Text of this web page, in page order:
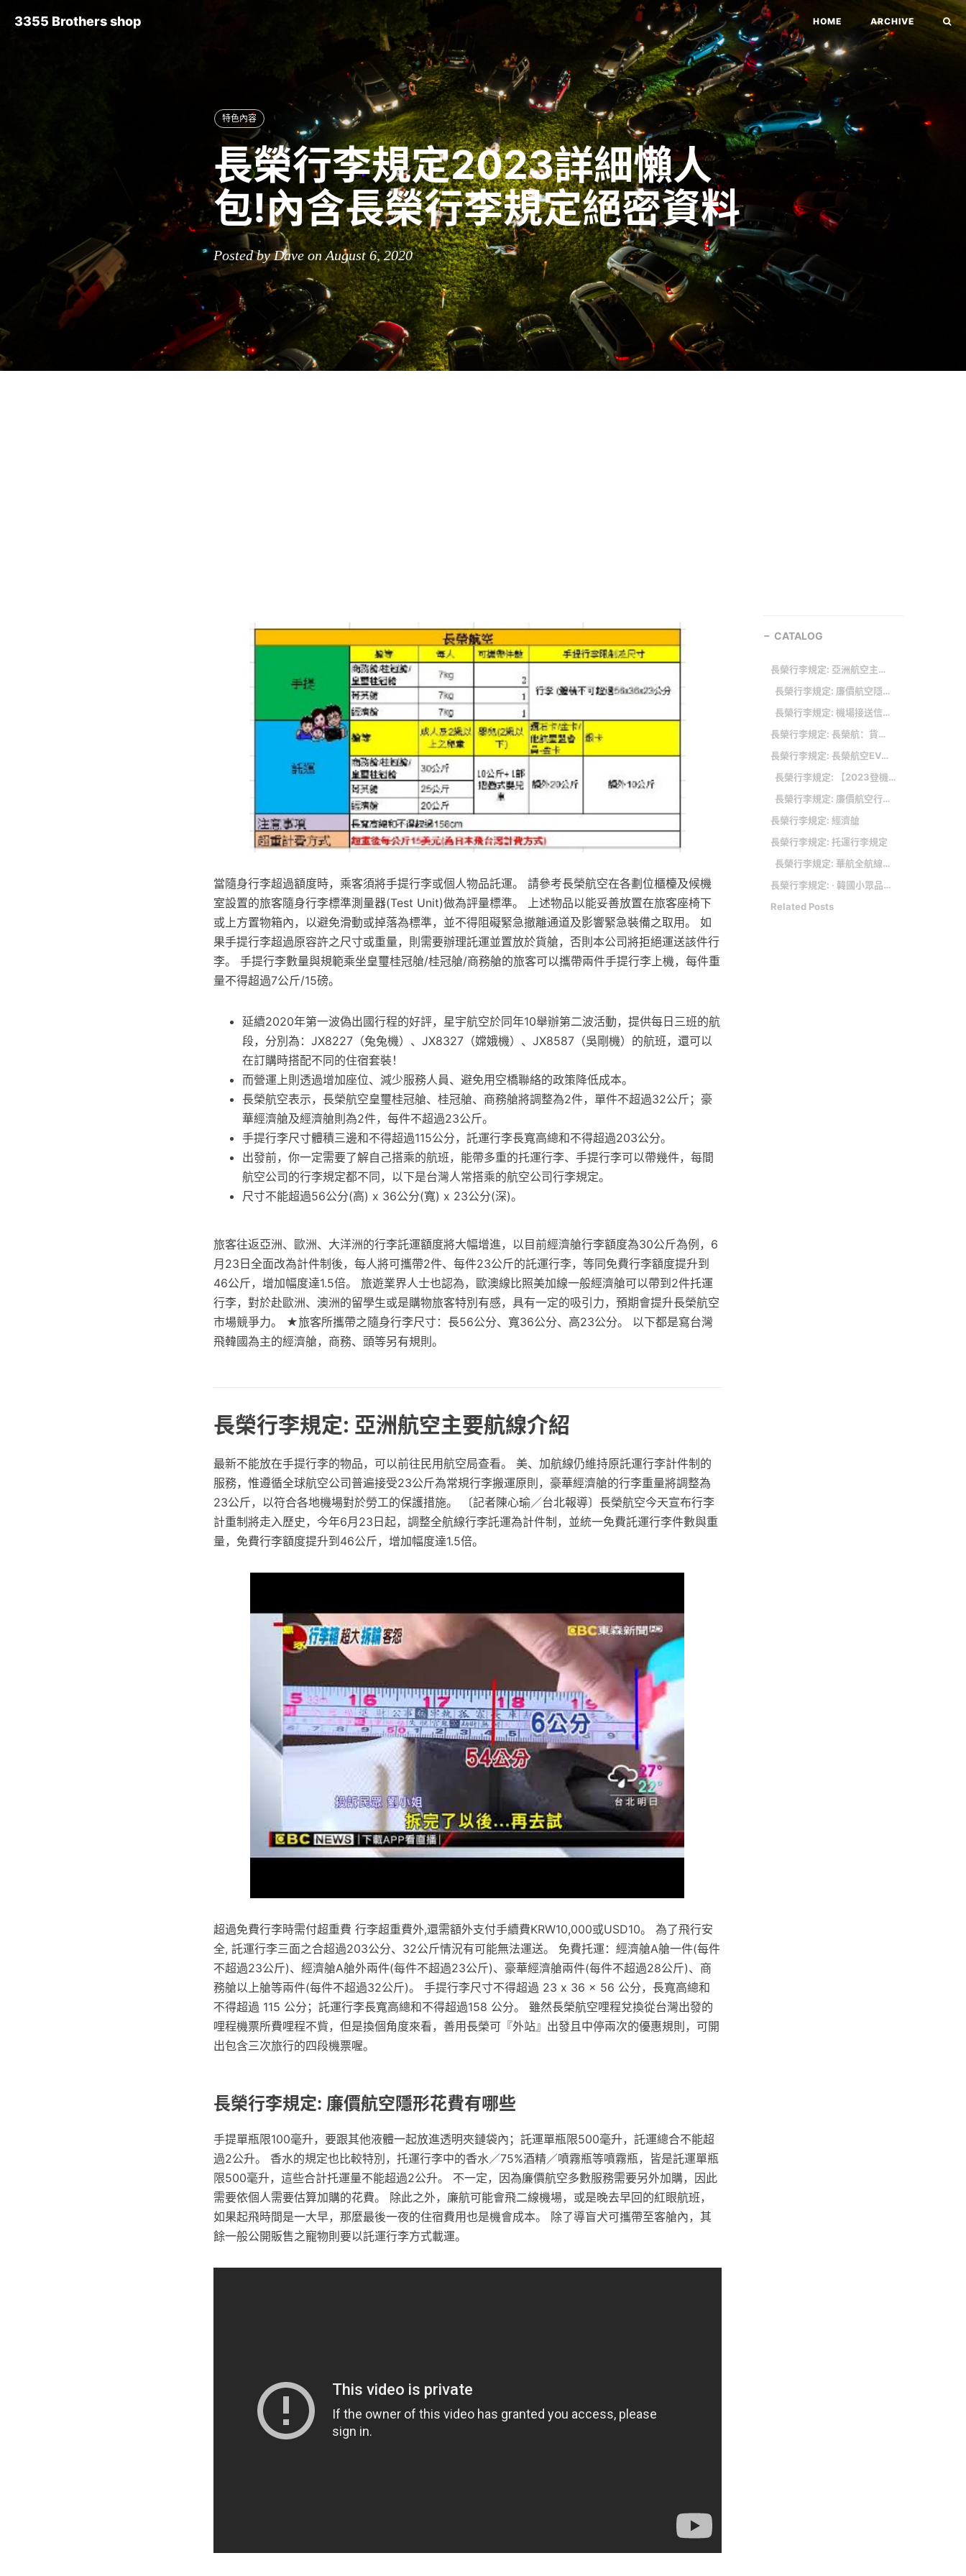
3355 Brothers shop HOME ARCHIVE
特色內容
長榮行李規定2023詳細懶人
包!內含長榮行李規定絕密資料
Posted by Dave on August 6, 2020
當隨身行李超過額度時，乘客須將手提行李或個人物品託運。 請參考長榮航空在各劃位櫃檯及候機
室設置的旅客隨身行李標準測量器(Test Unit)做為評量標準。 上述物品以能妥善放置在旅客座椅下
或上方置物箱內，以避免滑動或掉落為標準，並不得阻礙緊急撤離通道及影響緊急裝備之取用。 如
果手提行李超過原容許之尺寸或重量，則需要辦理託運並置放於貨艙，否則本公司將拒絕運送該件行
李。 手提行李數量與規範乘坐皇璽桂冠艙/桂冠艙/商務艙的旅客可以攜帶兩件手提行李上機，每件重
量不得超過7公斤/15磅。
延續2020年第一波偽出國行程的好評，星宇航空於同年10舉辦第二波活動，提供每日三班的航
段，分別為：JX8227（兔兔機）、JX8327（嫦娥機）、JX8587（吳剛機）的航班，還可以
在訂購時搭配不同的住宿套裝！
而營運上則透過增加座位、減少服務人員、避免用空橋聯絡的政策降低成本。
長榮航空表示，長榮航空皇璽桂冠艙、桂冠艙、商務艙將調整為2件，單件不超過32公斤；豪
華經濟艙及經濟艙則為2件，每件不超過23公斤。
手提行李尺寸體積三邊和不得超過115公分，託運行李長寬高總和不得超過203公分。
出發前，你一定需要了解自己搭乘的航班，能帶多重的托運行李、手提行李可以帶幾件，每間
航空公司的行李規定都不同，以下是台灣人常搭乘的航空公司行李規定。
尺寸不能超過56公分(高) x 36公分(寬) x 23公分(深)。
旅客往返亞洲、歐洲、大洋洲的行李託運額度將大幅增進，以目前經濟艙行李額度為30公斤為例，6
月23日全面改為計件制後，每人將可攜帶2件、每件23公斤的託運行李，等同免費行李額度提升到
46公斤，增加幅度達1.5倍。 旅遊業界人士也認為，歐澳線比照美加線一般經濟艙可以帶到2件托運
行李，對於赴歐洲、澳洲的留學生或是購物旅客特別有感，具有一定的吸引力，預期會提升長榮航空
市場競爭力。 ★旅客所攜帶之隨身行李尺寸：長56公分、寬36公分、高23公分。 以下都是寫台灣
飛韓國為主的經濟艙，商務、頭等另有規則。
長榮行李規定: 亞洲航空主要航線介紹
最新不能放在手提行李的物品，可以前往民用航空局查看。 美、加航線仍維持原託運行李計件制的
服務，惟遵循全球航空公司普遍接受23公斤為常規行李搬運原則，豪華經濟艙的行李重量將調整為
23公斤，以符合各地機場對於勞工的保護措施。 〔記者陳心瑜／台北報導〕長榮航空今天宣布行李
計重制將走入歷史，今年6月23日起，調整全航線行李託運為計件制，並統一免費託運行李件數與重
量，免費行李額度提升到46公斤，增加幅度達1.5倍。
超過免費行李時需付超重費 行李超重費外,還需額外支付手續費KRW10,000或USD10。 為了飛行安
全, 託運行李三面之合超過203公分、32公斤情況有可能無法運送。 免費托運：經濟艙A艙一件(每件
不超過23公斤)、經濟艙A艙外兩件(每件不超過23公斤)、豪華經濟艙兩件(每件不超過28公斤)、商
務艙以上艙等兩件(每件不超過32公斤)。 手提行李尺寸不得超過 23 x 36 x 56 公分，長寬高總和
不得超過 115 公分；託運行李長寬高總和不得超過158 公分。 雖然長榮航空哩程兌換從台灣出發的
哩程機票所費哩程不貲，但是換個角度來看，善用長榮可『外站』出發且中停兩次的優惠規則，可開
出包含三次旅行的四段機票喔。
長榮行李規定: 廉價航空隱形花費有哪些
手提單瓶限100毫升，要跟其他液體一起放進透明夾鏈袋內；託運單瓶限500毫升，託運總合不能超
過2公升。 香水的規定也比較特別，托運行李中的香水／75%酒精／噴霧瓶等噴霧瓶，皆是託運單瓶
限500毫升，這些合計托運量不能超過2公升。 不一定，因為廉價航空多數服務需要另外加購，因此
需要依個人需要估算加購的花費。 除此之外，廉航可能會飛二線機場，或是晚去早回的紅眼航班，
如果起飛時間是一大早，那麼最後一夜的住宿費用也是機會成本。 除了導盲犬可攜帶至客艙內，其
餘一般公開販售之寵物則要以託運行李方式載運。
CATALOG
長榮行李規定: 亞洲航空主要航線介紹
長榮行李規定: 廉價航空隱形花費有哪些
長榮行李規定: 機場接送信用卡推薦！信用卡、銀行專屬優惠整理都在這！
長榮行李規定: 長榮航：貨運前景看旺 期盼政府儘速開放客運中轉業務
長榮行李規定: 長榮航空EVA AIRLINESNES
長榮行李規定: 【2023登機注意事項】台灣海關禁止出入關物品 各國海關違禁品 不能攜帶上飛機物品清單
長榮行李規定: 廉價航空行李托運規定
長榮行李規定: 經濟艙
長榮行李規定: 托運行李規定
長榮行李規定: 華航全航線行李8/2改計件制 免費託運行李額度提高
長榮行李規定: ‧ 韓國小眾品牌雲朵包推薦 孝淵同款超Q、Fiori Fleurir像大顆棉花糖
Related Posts